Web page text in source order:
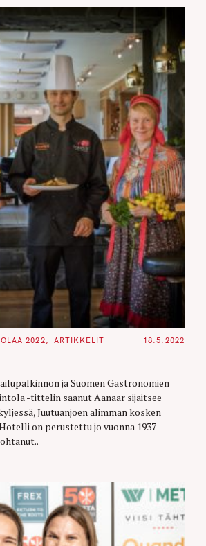
2022 ARTIKKELIT 18.5.2022
ja Suomen Gastronomien
-tittelin saanut Aanaar sijaitsee
Juutuanjoen alimman kosken
on perustettu jo vuonna 1937